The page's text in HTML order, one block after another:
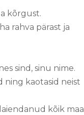
kõrgust.
rahva pärast ja
sind, sinu nime.
ning kaotasid neist
kõik maa